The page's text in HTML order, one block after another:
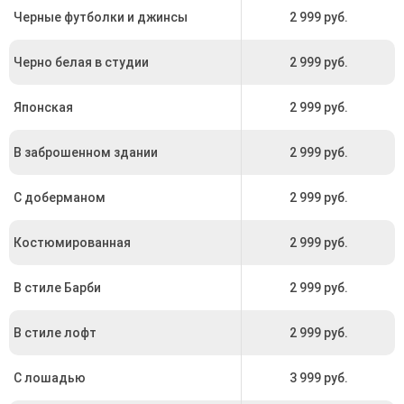
Черные футболки и джинсы 2 999 руб.
Черно белая в студии 2 999 руб.
Японская 2 999 руб.
В заброшенном здании 2 999 руб.
С доберманом 2 999 руб.
Костюмированная 2 999 руб.
В стиле Барби 2 999 руб.
В стиле лофт 2 999 руб.
С лошадью 3 999 руб.